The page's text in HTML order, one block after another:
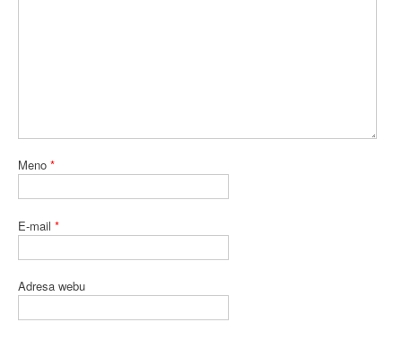
Meno *
E-mail *
Adresa webu